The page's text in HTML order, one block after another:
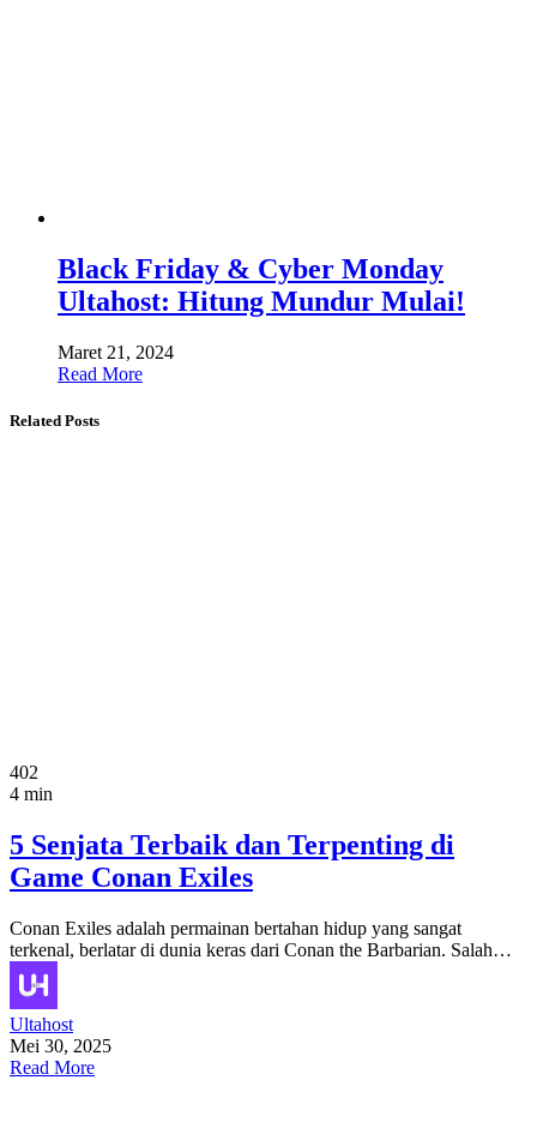
Black Friday & Cyber ​​Monday
Ultahost: Hitung Mundur Mulai!
Maret 21, 2024
Read More
Related Posts
402
4 min
5 Senjata Terbaik dan Terpenting di
Game Conan Exiles
Conan Exiles adalah permainan bertahan hidup yang sangat
terkenal, berlatar di dunia keras dari Conan the Barbarian. Salah…
Ultahost
Mei 30, 2025
Read More